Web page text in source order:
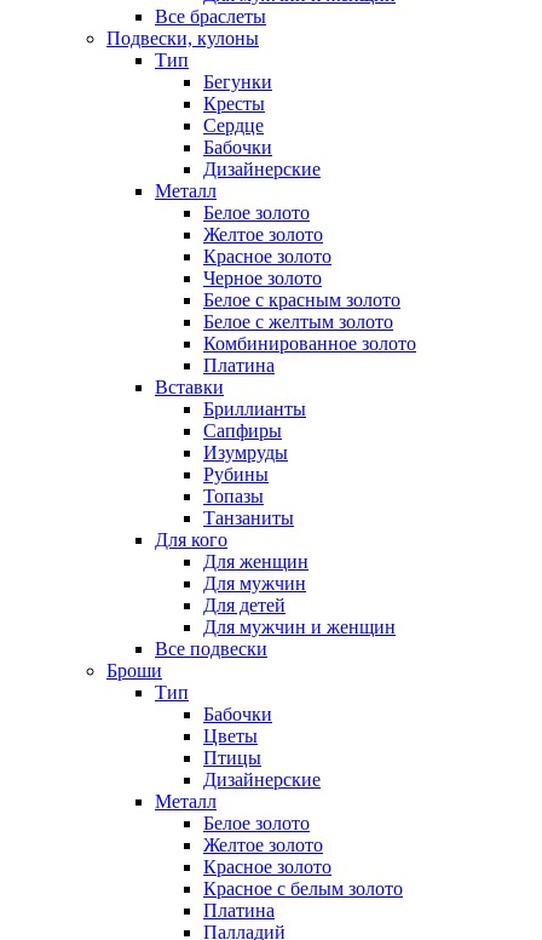
Все браслеты
Подвески, кулоны
Тип
Бегунки
Кресты
Сердце
Бабочки
Дизайнерские
Металл
Белое золото
Желтое золото
Красное золото
Черное золото
Белое с красным золото
Белое с желтым золото
Комбинированное золото
Платина
Вставки
Бриллианты
Сапфиры
Изумруды
Рубины
Топазы
Танзаниты
Для кого
Для женщин
Для мужчин
Для детей
Для мужчин и женщин
Все подвески
Броши
Тип
Бабочки
Цветы
Птицы
Дизайнерские
Металл
Белое золото
Желтое золото
Красное золото
Красное с белым золото
Платина
Палладий